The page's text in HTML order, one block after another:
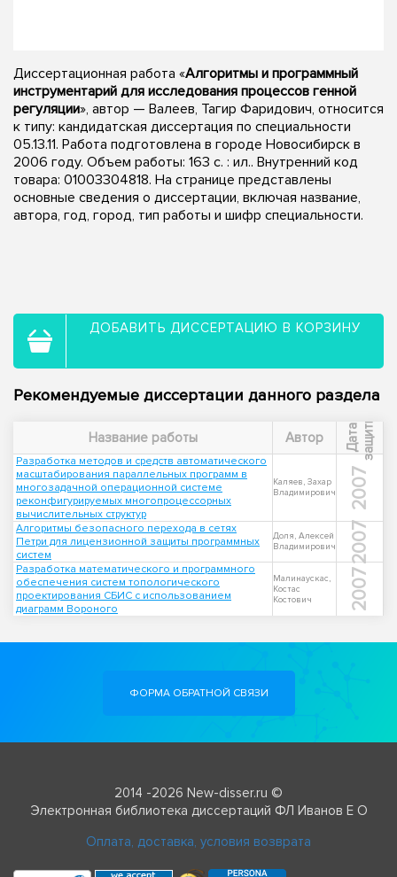
Диссертационная работа «Алгоритмы и программный
инструментарий для исследования процессов генной
регуляции», автор — Валеев, Тагир Фаридович, относится
к типу: кандидатская диссертация по специальности
05.13.11. Работа подготовлена в городе Новосибирск в
2006 году. Объем работы: 163 с. : ил.. Внутренний код
товара: 01003304818. На странице представлены
основные сведения о диссертации, включая название,
автора, год, город, тип работы и шифр специальности.
ДОБАВИТЬ ДИССЕРТАЦИЮ В КОРЗИНУ
Рекомендуемые диссертации данного раздела
Название работы Автор Д
а
т
а
з
а
щ
и
т ы
Разработка методов и средств автоматического
масштабирования параллельных программ в
многозадачной операционной системе
реконфигурируемых многопроцессорных
вычислительных структур
Каляев, Захар
Владимирович
2007
Алгоритмы безопасного перехода в сетях
Петри для лицензионной защиты программных
систем
Доля, Алексей
Владимирович
2007
Разработка математического и программного
обеспечения систем топологического
проектирования СБИС с использованием
диаграмм Вороного
Малинаускас,
Костас
Костович
2007
ФОРМА ОБРАТНОЙ СВЯЗИ
2014 -2026 New-disser.ru ©
Электронная библиотека диссертаций ФЛ Иванов Е О
Оплата, доставка, условия возврата